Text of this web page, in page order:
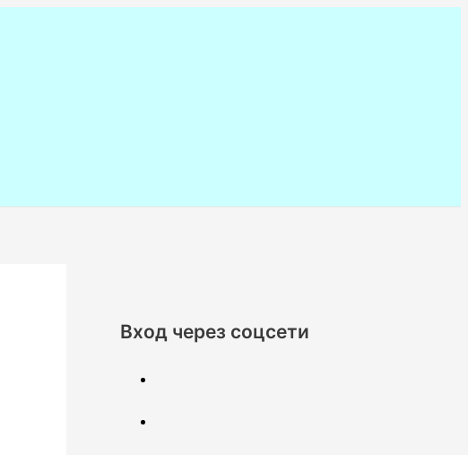
Вход через соцсети